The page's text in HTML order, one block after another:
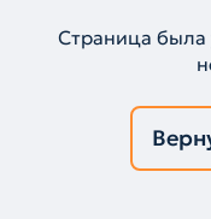
Страница была